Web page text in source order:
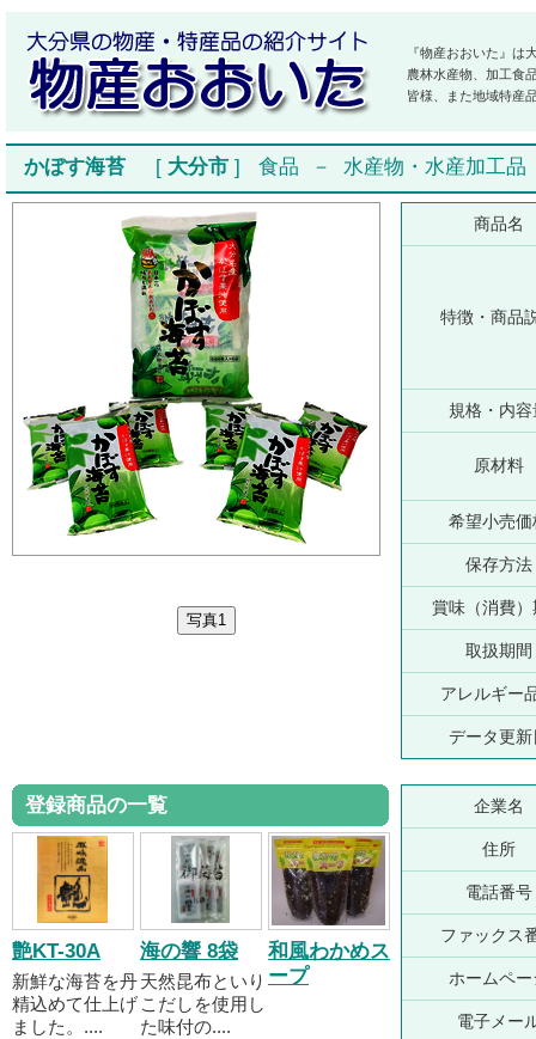
『物産おおいた』は
農林水産物、加工食
皆様、また地域特産
かぼす海苔 [ 大分市 ] 食品 － 水産物・水産加工品
商品名
特徴・商品
規格・内容
原材料
希望小売価
保存方法
賞味（消費）
取扱期間
アレルギー
データ更新
登録商品の一覧
艶KT-30A
新鮮な海苔を丹
精込めて仕上げ
ました。....
海の響 8袋
天然昆布といり
こだしを使用し
た味付の....
和風わかめス
ープ
企業名
住所
電話番号
ファックス
ホームペー
電子メー